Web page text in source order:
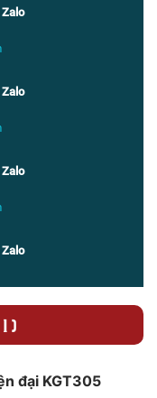
Zalo
Zalo
Zalo
Zalo
đại KGT305